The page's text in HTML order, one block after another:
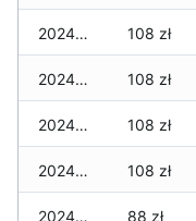
2024-12-13 108 zł
2024-12-12 108 zł
2024-12-11 108 zł
2024-12-10 108 zł
2024-12-09 88 zł